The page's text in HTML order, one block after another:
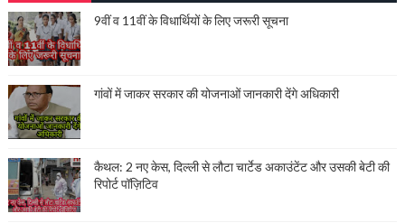
9वीं व 11वीं के विधार्थियों के लिए जरूरी सूचना
गांवों में जाकर सरकार की योजनाओं जानकारी देंगे अधिकारी
कैथल: 2 नए केस, दिल्ली से लौटा चार्टेड अकाउंटेंट और उसकी बेटी की
रिपोर्ट पॉज़िटिव